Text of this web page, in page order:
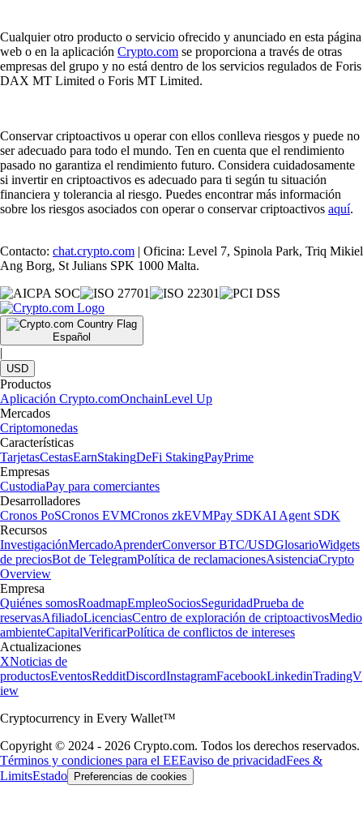
Cualquier otro producto o servicio ofrecido y anunciado en esta página
web o en la aplicación Crypto.com se proporciona a través de otras
empresas del grupo y no está dentro de los servicios regulados de Foris
DAX MT Limited o Foris MT Limited.
Conservar criptoactivos u operar con ellos conlleva riesgos y puede no
ser adecuado para todo el mundo. Ten en cuenta que el rendimiento
pasado no garantiza el rendimiento futuro. Considera cuidadosamente
si invertir en criptoactivos es adecuado para ti según tu situación
financiera y tolerancia al riesgo. Puedes encontrar más información
sobre los riesgos asociados con operar o conservar criptoactivos aquí.
Contacto: chat.crypto.com | Oficina: Level 7, Spinola Park, Triq Mikiel
Ang Borg, St Julians SPK 1000 Malta.
Español
|
USD
Productos
Aplicación Crypto.comOnchainLevel Up
Mercados
Criptomonedas
Características
TarjetasCestasEarnStakingDeFi StakingPayPrime
Empresas
CustodiaPay para comerciantes
Desarrolladores
Cronos PoSCronos EVMCronos zkEVMPay SDKAI Agent SDK
Recursos
InvestigaciónMercadoAprenderConversor BTC/USDGlosarioWidgets
de preciosBot de TelegramPolítica de reclamacionesAsistenciaCrypto
Overview
Empresa
Quiénes somosRoadmapEmpleoSociosSeguridadPrueba de
reservasAfiliadoLicenciasCentro de exploración de criptoactivosMedio
ambienteCapitalVerificarPolítica de conflictos de intereses
Actualizaciones
XNoticias de
productosEventosRedditDiscordInstagramFacebookLinkedinTradingV
iew
Cryptocurrency in Every Wallet™
Copyright © 2024 - 2026 Crypto.com. Todos los derechos reservados.
Términos y condiciones para el EEEaviso de privacidadFees &
LimitsEstado Preferencias de cookies